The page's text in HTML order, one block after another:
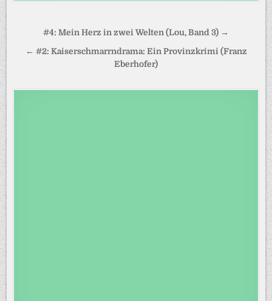
Beitragsnavigation
#4: Mein Herz in zwei Welten (Lou, Band 3) →
← #2: Kaiserschmarrndrama: Ein Provinzkrimi (Franz
Eberhofer)